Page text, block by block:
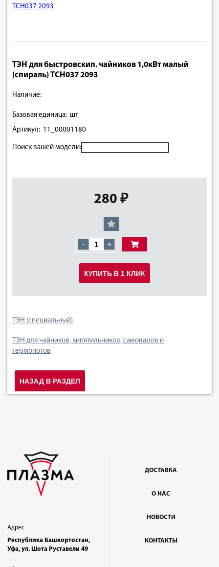
ТЭН для быстровскип. чайников 1,0кВт малый
(спираль) TCH037 2093
Наличие:
Базовая единица: шт
Артикул: 11_00001180
Поиск вашей модели:
280 ₽
- +
КУПИТЬ В 1 КЛИК
ТЭН (специальный)
ТЭН для чайников, кипятильников, самоваров и
термопотов
НАЗАД В РАЗДЕЛ
Адрес
Республика Башкортостан,
Уфа, ул. Шота Руставели 49
ДОСТАВКА
О НАС
НОВОСТИ
КОНТАКТЫ